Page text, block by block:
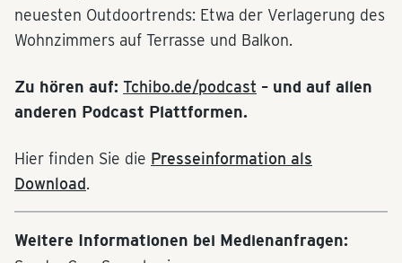
neuesten Outdoortrends: Etwa der Verlagerung des
Wohnzimmers auf Terrasse und Balkon.
Zu hören auf: Tchibo.de/podcast – und auf allen
anderen Podcast Plattformen.
Hier finden Sie die Presseinformation als
Download.
Weitere Informationen bei Medienanfragen: